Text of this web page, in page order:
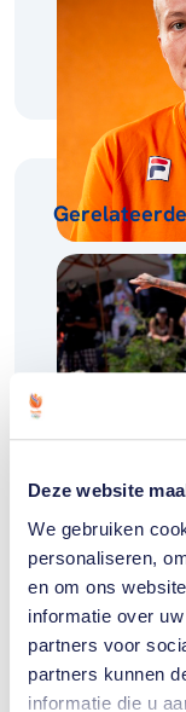
Deze website
We gebruiken
personaliseren,
en om ons
informatie over
partners voor
partners kunnen
informatie die u
artikelen